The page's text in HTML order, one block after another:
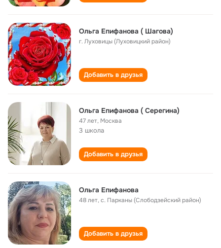
Ольга Епифанова ( Шагова)
г. Луховицы (Луховицкий район)
Добавить в друзья
Ольга Епифанова ( Серегина)
47 лет, Москва
3 школа
Добавить в друзья
Ольга Епифанова
48 лет,с. Парканы (Слободзейский район)
Добавить в друзья